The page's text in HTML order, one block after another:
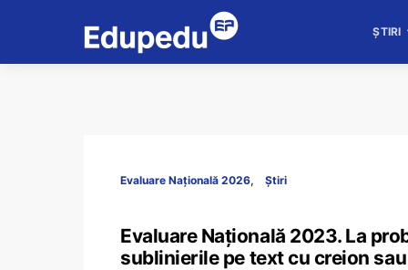
ȘTIRI
Evaluare Națională 2026 Știri
Evaluare Națională 2023. La
sublinierile pe text cu creion